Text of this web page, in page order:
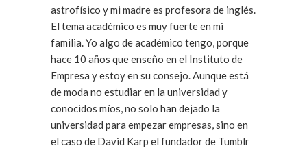
astrofísico y mi madre es profesora de inglés.
El tema académico es muy fuerte en mi
familia. Yo algo de académico tengo, porque
hace 10 años que enseño en el Instituto de
Empresa y estoy en su consejo. Aunque está
de moda no estudiar en la universidad y
conocidos míos, no solo han dejado la
universidad para empezar empresas, sino en
el caso de David Karp el fundador de Tumblr